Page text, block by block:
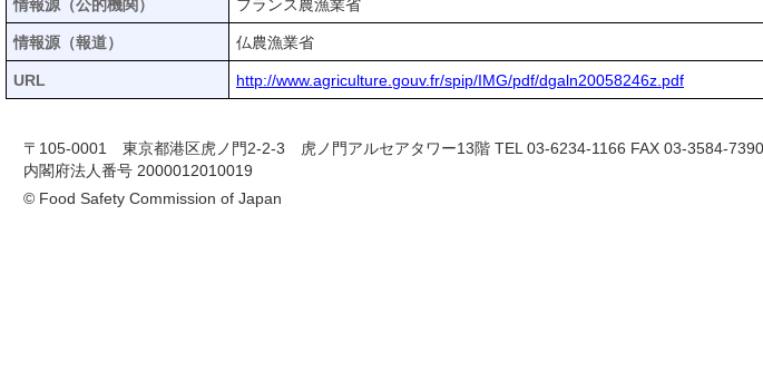
情報源（公的機関） フランス農漁業省
情報源（報道） 仏農漁業省
URL http://www.agriculture.gouv.fr/spip/IMG/pdf/dgaln20058246z.pdf
〒105-0001 東京都港区虎ノ門2-2-3 虎ノ門アルセアタワー13階 TEL 03-6234-1166 FAX 03-3584-7390
内閣府法人番号 2000012010019
© Food Safety Commission of Japan